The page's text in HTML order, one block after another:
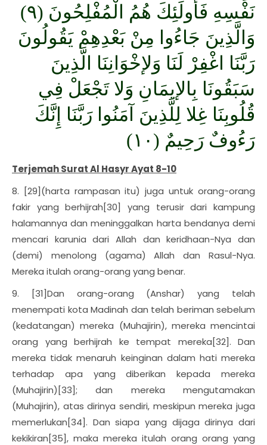
نَفْسِهِ فَأُولَئِكَ هُمُ الْمُفْلِحُونَ (٩)
وَالَّذِينَ جَاءُوا مِنْ بَعْدِهِمْ يَقُولُونَ
رَبَّنَا اغْفِرْ لَنَا وَلإخْوَانِنَا الَّذِينَ
سَبَقُونَا بِالإيمَانِ وَلا تَجْعَلْ فِي
قُلُوبِنَا غِلا لِلَّذِينَ آمَنُوا رَبَّنَا إِنَّكَ
رَءُوفٌ رَحِيمٌ (١٠)
Terjemah Surat Al Hasyr Ayat 8-10
8. [29](harta rampasan itu) juga untuk orang-orang
fakir yang berhijrah[30] yang terusir dari kampung
halamannya dan meninggalkan harta bendanya demi
mencari karunia dari Allah dan keridhaan-Nya dan
(demi) menolong (agama) Allah dan Rasul-Nya.
Mereka itulah orang-orang yang benar.
9. [31]Dan orang-orang (Anshar) yang telah
menempati kota Madinah dan telah beriman sebelum
(kedatangan) mereka (Muhajirin), mereka mencintai
orang yang berhijrah ke tempat mereka[32]. Dan
mereka tidak menaruh keinginan dalam hati mereka
terhadap apa yang diberikan kepada mereka
(Muhajirin)[33]; dan mereka mengutamakan
(Muhajirin), atas dirinya sendiri, meskipun mereka juga
memerlukan[34]. Dan siapa yang dijaga dirinya dari
kekikiran[35], maka mereka itulah orang orang yang